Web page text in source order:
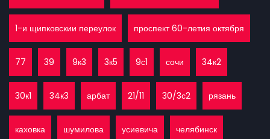
1-и щипковскии переулок проспект 60-летия октября
77 39 9к3 3к5 9с1 сочи 34к2
30к1 34к3 арбат 21/11 30/3с2 рязань
каховка шумилова усиевича челябинск